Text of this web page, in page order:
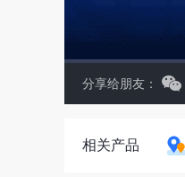
分享给朋友：
相关产品